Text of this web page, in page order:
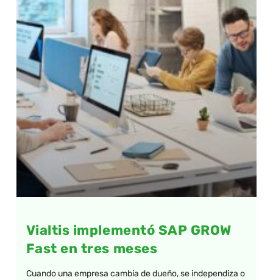
Vialtis implementó SAP GROW
Fast en tres meses
Cuando una empresa cambia de dueño, se independiza o